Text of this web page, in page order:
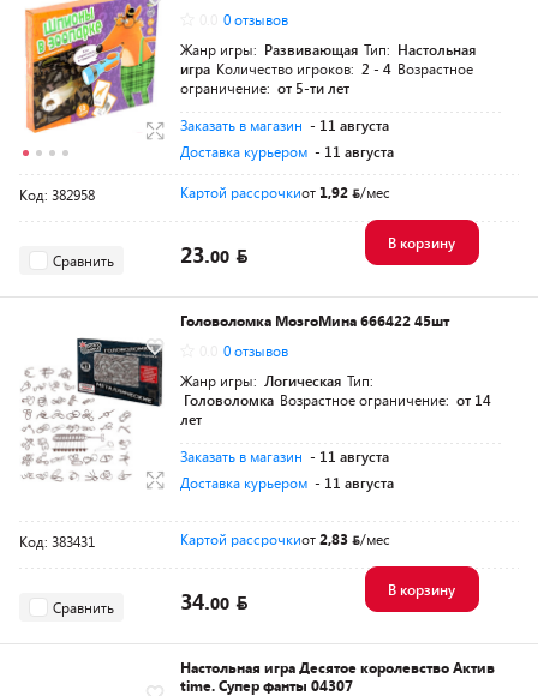
0 отзывов
Жанр игры: Развивающая Тип: Настольная
игра Количество игроков: 2 - 4 Возрастное
ограничение: от 5-ти лет
Заказать в магазин - 11 августа
Доставка курьером - 11 августа
Код: 382958 Картой рассрочкиот 1,92 /мес
Сравнить 23.00
В корзину
Головоломка МозгоМина 666422 45шт
0 отзывов
Жанр игры: Логическая Тип:
Головоломка Возрастное ограничение: от 14
лет
Заказать в магазин - 11 августа
Доставка курьером - 11 августа
Код: 383431 Картой рассрочкиот2,83 /мес
Сравнить 34.00
В корзину
Настольная игра Десятое королевство Актив
time. Супер фанты 04307